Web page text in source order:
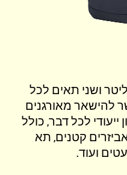
לתיק שטח אחסון בנפח 13 ליטר ושני תאים לכל
להישאר מאורגנים
לכל דבר, כולל
קטנים, תא
ועוד.